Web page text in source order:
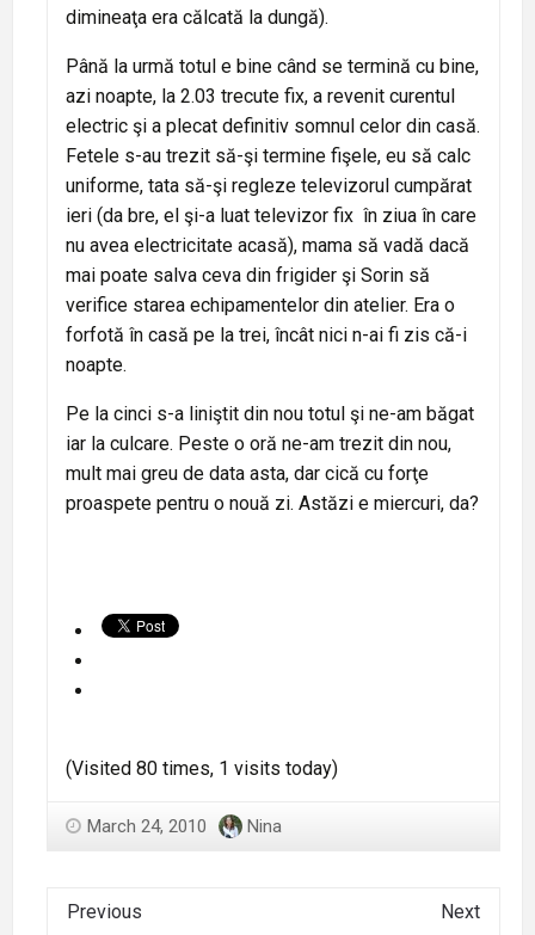
dimineaţa era călcată la dungă).
Până la urmă totul e bine când se termină cu bine,
azi noapte, la 2.03 trecute fix, a revenit curentul
electric şi a plecat definitiv somnul celor din casă.
Fetele s-au trezit să-şi termine fişele, eu să calc
uniforme, tata să-şi regleze televizorul cumpărat
ieri (da bre, el şi-a luat televizor fix în ziua în care
nu avea electricitate acasă), mama să vadă dacă
mai poate salva ceva din frigider şi Sorin să
verifice starea echipamentelor din atelier. Era o
forfotă în casă pe la trei, încât nici n-ai fi zis că-i
noapte.
Pe la cinci s-a liniştit din nou totul şi ne-am băgat
iar la culcare. Peste o oră ne-am trezit din nou,
mult mai greu de data asta, dar cică cu forţe
proaspete pentru o nouă zi. Astăzi e miercuri, da?
(Visited 80 times, 1 visits today)
March 24, 2010 Nina
Previous Next